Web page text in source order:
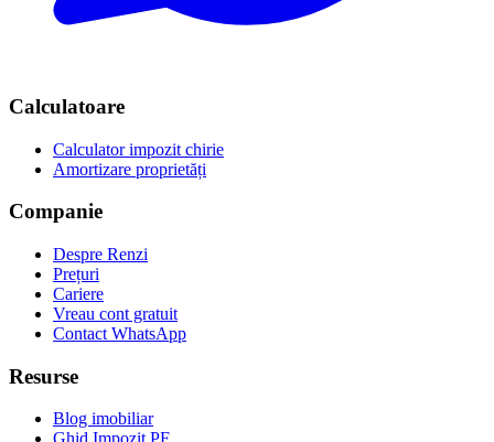
Calculatoare
Calculator impozit chirie
Amortizare proprietăți
Companie
Despre Renzi
Prețuri
Cariere
Vreau cont gratuit
Contact WhatsApp
Resurse
Blog imobiliar